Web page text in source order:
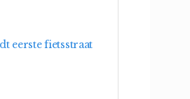
eerste fietsstraat